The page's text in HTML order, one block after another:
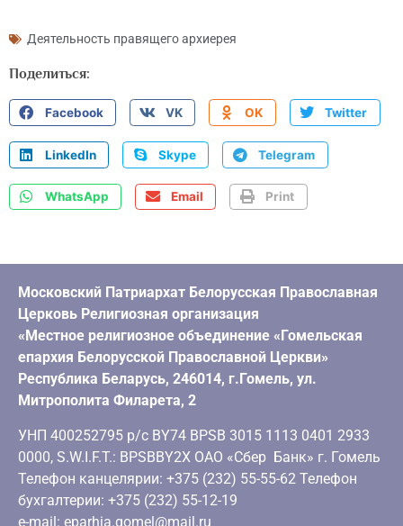
Деятельность правящего архиерея
Поделиться:
Facebook VK OK Twitter
LinkedIn Skype Telegram
WhatsApp Email Print
Московский Патриархат Белорусская Православная
Церковь Религиозная организация
«Местное религиозное объединение «Гомельская
епархия Белорусской Православной Церкви»
Республика Беларусь, 246014, г.Гомель, ул.
Митрополита Филарета, 2
УНП 400252795 р/с BY74 BPSB 3015 1113 0401 2933
0000, S.W.I.F.T.: BPSBBY2X ОАО «Сбер Банк» г. Гомель
Телефон канцелярии: +375 (232) 55-55-62 Телефон
бухгалтерии: +375 (232) 55-12-19
e-mail: eparhia.gomel@mail.ru